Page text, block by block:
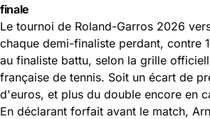
finale
Le tournoi de Roland-Garros 2026
chaque demi-finaliste perdant, contre
au finaliste battu, selon la grille
française de tennis. Soit un écart de
d'euros, et plus du double encore en
En déclarant forfait avant le match,